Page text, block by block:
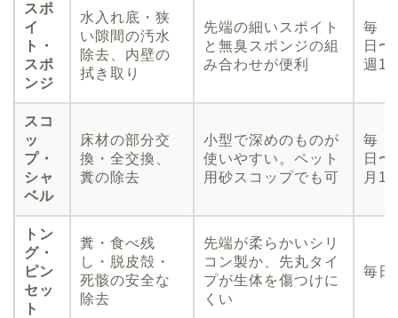
スポ
イ
ト・
スポ
ンジ
水入れ底・狭
い隙間の汚水
除去、内壁の
拭き取り
先端の細いスポイト
と無臭スポンジの組
み合わせが便利
毎
日〜
週1
スコ
ッ
プ・
シャ
ベル
床材の部分交
換・全交換、
糞の除去
小型で深めのものが
使いやすい。ペット
用砂スコップでも可
毎
日〜
月1
トン
グ・
ピン
セッ
ト
糞・食べ残
し・脱皮殻・
死骸の安全な
除去
先端が柔らかいシリ
コン製か、先丸タイ
プが生体を傷つけに
くい
毎日